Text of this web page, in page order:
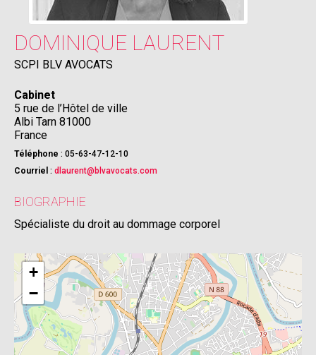
DOMINIQUE LAURENT
SCPI BLV AVOCATS
Cabinet
5 rue de l’Hôtel de ville
Albi Tarn 81000
France
Téléphone : 05-63-47-12-10
Courriel : dlaurent@blvavocats.com
BIOGRAPHIE
Spécialiste du droit au dommage corporel
+
−